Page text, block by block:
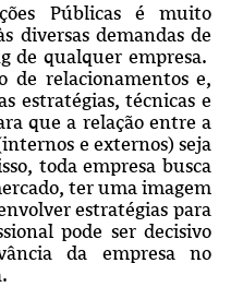
Públicas é muito
diversas demandas de
de qualquer empresa.
de relacionamentos e,
estratégias, técnicas e
que a relação entre a
e externos) seja
toda empresa busca
ter uma imagem
estratégias para
pode ser decisivo
da empresa no